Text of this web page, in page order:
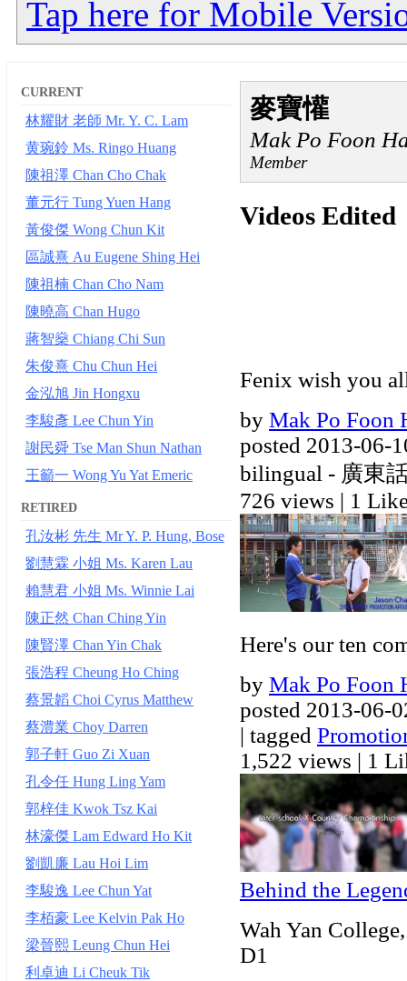
Tap here for Mobile
麥寶懽
Mak Po Foon
Member
Videos Edited
Fenix wish you
by Mak Po Foon
posted 2013-06-
bilingual - 廣東
726 views | 1
Here's our ten
by Mak Po Foon
posted 2013-06-
| tagged
1,522 views | 1
Behind the
Wah Yan
D1
CURRENT
林耀財 老師 Mr. Y. C. Lam
黄琬鈴 Ms. Ringo Huang
陳祖澤 Chan Cho Chak
董元行 Tung Yuen Hang
黃俊傑 Wong Chun Kit
區誠熹 Au Eugene Shing Hei
陳祖楠 Chan Cho Nam
陳曉高 Chan Hugo
蔣智燊 Chiang Chi Sun
朱俊熹 Chu Chun Hei
金泓旭 Jin Hongxu
李駿彥 Lee Chun Yin
謝民舜 Tse Man Shun Nathan
王籲一 Wong Yu Yat Emeric
RETIRED
孔汝彬 先生 Mr Y. P. Hung, Bose
劉慧霖 小姐 Ms. Karen Lau
賴慧君 小姐 Ms. Winnie Lai
陳正然 Chan Ching Yin
陳賢澤 Chan Yin Chak
張浩程 Cheung Ho Ching
蔡景韜 Choi Cyrus Matthew
蔡澧業 Choy Darren
郭子軒 Guo Zi Xuan
孔令任 Hung Ling Yam
郭梓佳 Kwok Tsz Kai
林濠傑 Lam Edward Ho Kit
劉凱廉 Lau Hoi Lim
李駿逸 Lee Chun Yat
李栢豪 Lee Kelvin Pak Ho
梁晉熙 Leung Chun Hei
利卓迪 Li Cheuk Tik